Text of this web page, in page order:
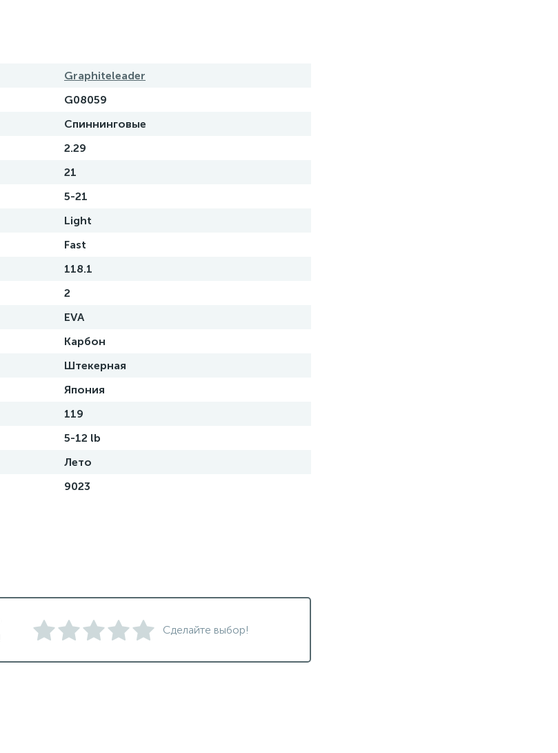
Graphiteleader
G08059
Спиннинговые
2.29
21
5-21
Light
Fast
118.1
2
EVA
Карбон
Штекерная
Япония
119
5-12 lb
Лето
9023
Сделайте выбор!